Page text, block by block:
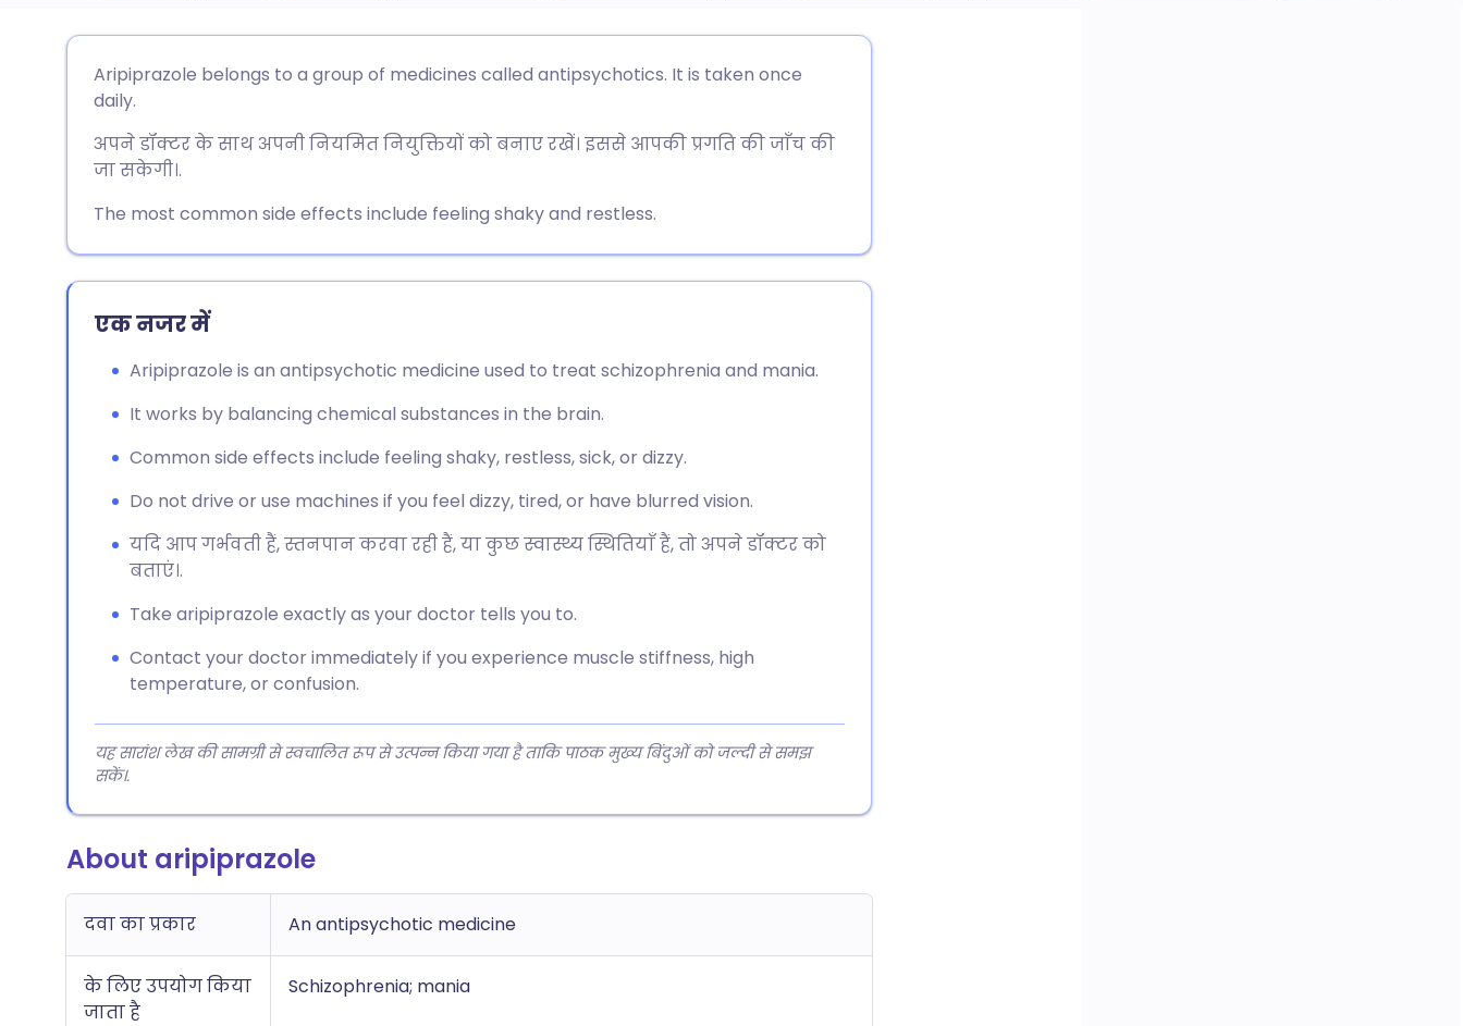
करें
WhatsApp के माध्यम से साझा
करें
लिंक कॉपी करें
Aripiprazole belongs to a group of medicines called antipsychotics. It is taken once
daily.
अपने डॉक्टर के साथ अपनी नियमित नियुक्तियों को बनाए रखें। इससे आपकी प्रगति की जाँच की
जा सकेगी।.
The most common side effects include feeling shaky and restless.
एक नजर में
Aripiprazole is an antipsychotic medicine used to treat schizophrenia and mania.
It works by balancing chemical substances in the brain.
Common side effects include feeling shaky, restless, sick, or dizzy.
Do not drive or use machines if you feel dizzy, tired, or have blurred vision.
यदि आप गर्भवती हैं, स्तनपान करवा रही हैं, या कुछ स्वास्थ्य स्थितियाँ हैं, तो अपने डॉक्टर को
बताएं।.
Take aripiprazole exactly as your doctor tells you to.
Contact your doctor immediately if you experience muscle stiffness, high
temperature, or confusion.
यह सारांश लेख की सामग्री से स्वचालित रूप से उत्पन्न किया गया है ताकि पाठक मुख्य बिंदुओं को जल्दी से समझ
सकें।.
About aripiprazole
दवा का प्रकार An antipsychotic medicine
के लिए उपयोग किया
जाता है
Schizophrenia; mania